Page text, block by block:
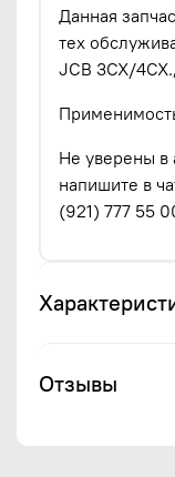
Данная
тех
JCB 3CX/
Не уверены в
напишите в
(921) 777 55
Отзывы